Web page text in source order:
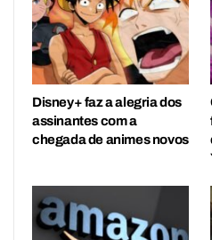
Disney+ faz a alegria dos
assinantes com a
chegada de animes novos